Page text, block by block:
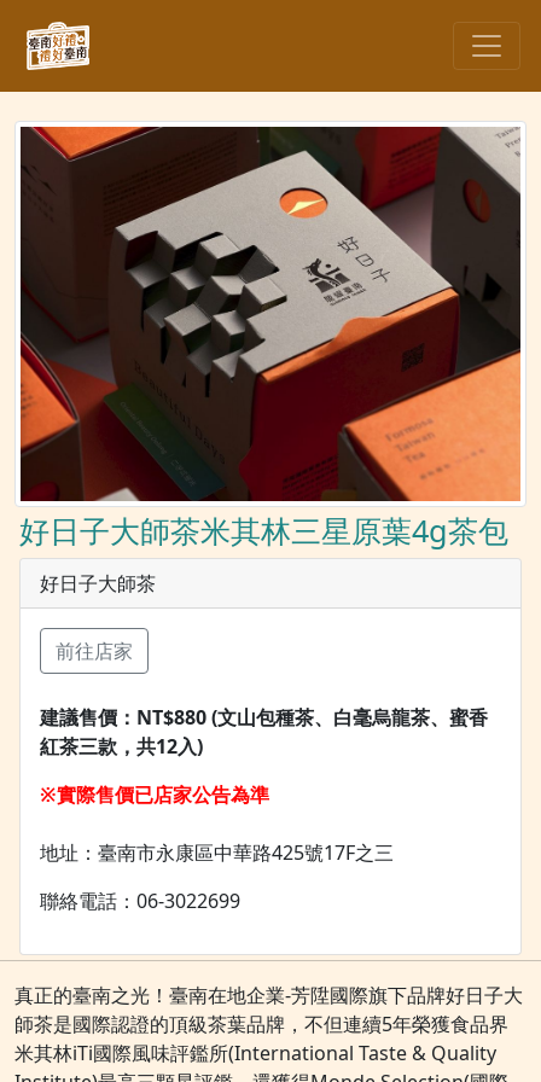
好日子大師茶米其林三星原葉4g茶包
好日子大師茶
前往店家
建議售價： NT$880 (文山包種茶、白毫烏龍茶、蜜香
紅茶三款，共12入)
※實際售價已店家公告為準
地址：臺南市永康區中華路425號17F之三
聯絡電話：06-3022699
真正的臺南之光！臺南在地企業-芳陞國際旗下品牌好日子大
師茶是國際認證的頂級茶葉品牌，不但連續5年榮獲食品界
米其林iTi國際風味評鑑所(International Taste & Quality